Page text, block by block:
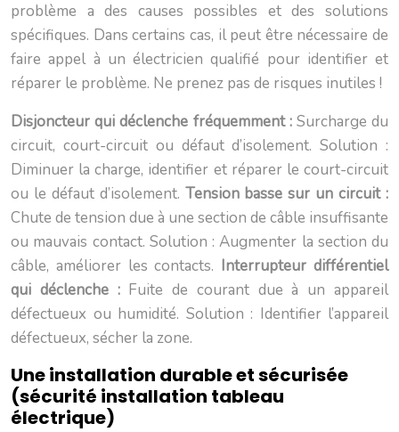
problème a des causes possibles et des solutions
spécifiques. Dans certains cas, il peut être nécessaire de
faire appel à un électricien qualifié pour identifier et
réparer le problème. Ne prenez pas de risques inutiles !
Disjoncteur qui déclenche fréquemment : Surcharge du
circuit, court-circuit ou défaut d’isolement. Solution :
Diminuer la charge, identifier et réparer le court-circuit
ou le défaut d’isolement. Tension basse sur un circuit :
Chute de tension due à une section de câble insuffisante
ou mauvais contact. Solution : Augmenter la section du
câble, améliorer les contacts. Interrupteur différentiel
qui déclenche : Fuite de courant due à un appareil
défectueux ou humidité. Solution : Identifier l’appareil
défectueux, sécher la zone.
Une installation durable et sécurisée
(sécurité installation tableau
électrique)